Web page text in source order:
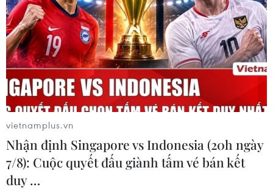
#Sơn La #Tiêm chủng #Vắcxin
#Sốc phản vệ
Theo dõi VietnamPlus
vietnamplus.vn
Nhận định Singapore vs Indonesia (20h ngày
7/8): Cuộc quyết đấu giành tấm vé bán kết
duy …